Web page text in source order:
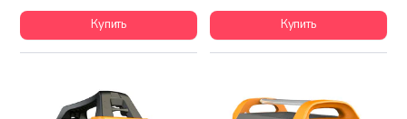
Купить Купить